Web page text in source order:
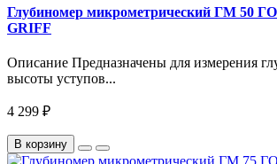
Глубиномер микрометрический ГМ 50
GRIFF
Описание Предназначены для измерения
высоты уступов...
4 299 ₽
В корзину